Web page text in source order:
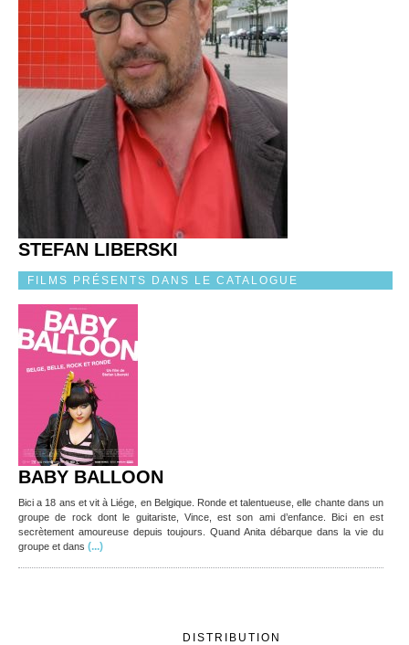
STEFAN LIBERSKI
FILMS PRÉSENTS DANS LE CATALOGUE
BABY BALLOON
Bici a 18 ans et vit à Liége, en Belgique. Ronde et talentueuse, elle chante dans un
groupe de rock dont le guitariste, Vince, est son ami d’enfance. Bici en est
secrètement amoureuse depuis toujours. Quand Anita débarque dans la vie du
groupe et dans (...)
DISTRIBUTION